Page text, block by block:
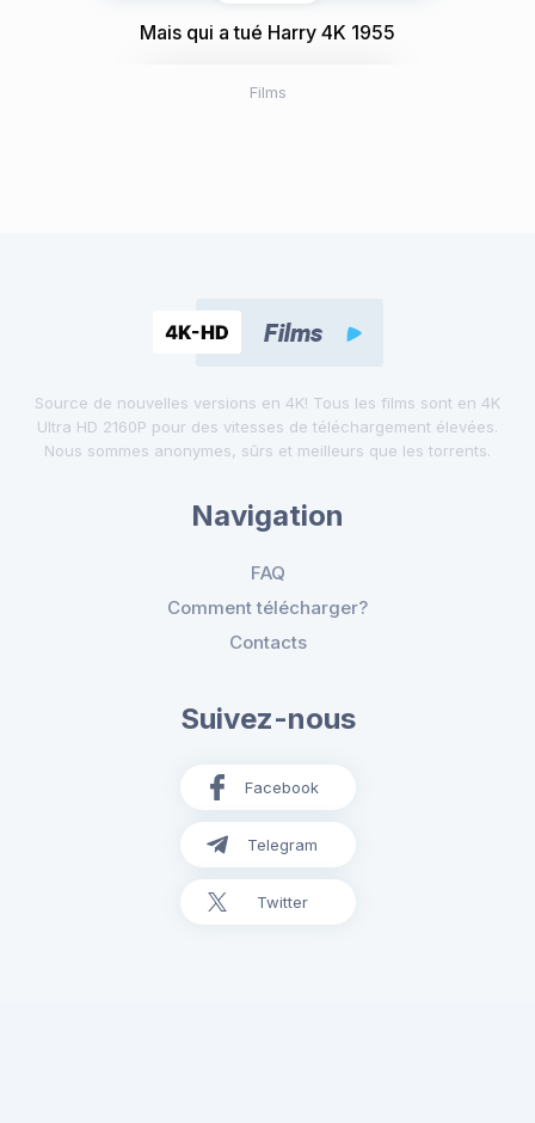
Mais qui a tué Harry 4K 1955
Films
Source de nouvelles versions en 4K! Tous les films sont en 4K
Ultra HD 2160P pour des vitesses de téléchargement élevées.
Nous sommes anonymes, sûrs et meilleurs que les torrents.
Navigation
FAQ
Comment télécharger?
Contacts
Suivez-nous
Facebook
Telegram
Twitter